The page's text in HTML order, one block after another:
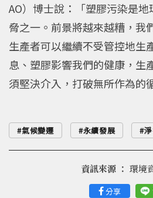
AO）博士說：「塑膠污染是
脅之一。前景將越來越糟，我
生產者可以繼續不受管控地生
息、塑膠影響我們的健康，生
須堅決介入，打破無所作為的
氣候變遷 永續發展
分享
資訊來源 ： 環境